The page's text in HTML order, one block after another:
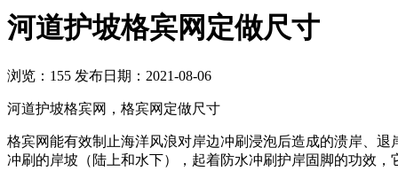
河道护坡格宾网定做尺寸
浏览： 155 发布日期：2021-08-06
河道护坡格宾网，格宾网定做尺寸
格宾网能有效制止海洋风浪对岸边冲刷浸泡后造成的溃岸、退
冲刷的岸坡（陆上和水下），起着防水冲刷护岸固脚的功效